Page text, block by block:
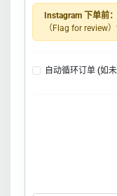
Instagram 下单前：
（Flag for review
自动循环订单 (如